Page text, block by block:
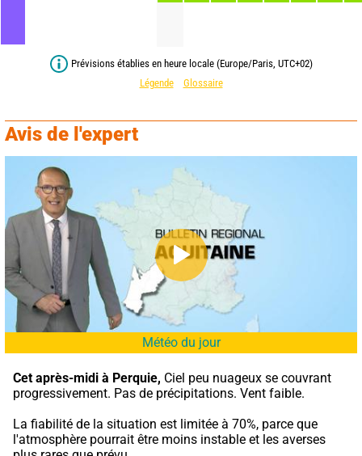
Prévisions établies en heure locale (Europe/Paris, UTC+02)
Légende
Glossaire
Avis de l'expert
Météo du jour
Cet après-midi à Perquie, Ciel peu nuageux se couvrant
progressivement. Pas de précipitations. Vent faible.
La fiabilité de la situation est limitée à 70%, parce que
l'atmosphère pourrait être moins instable et les averses